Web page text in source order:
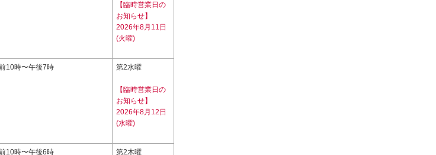
【臨時営業日の
お知らせ】
2026年8月11日
(火曜)
10時〜午後7時 第2水曜
【臨時営業日の
お知らせ】
2026年8月12日
(水曜)
10時〜午後6時 第2木曜